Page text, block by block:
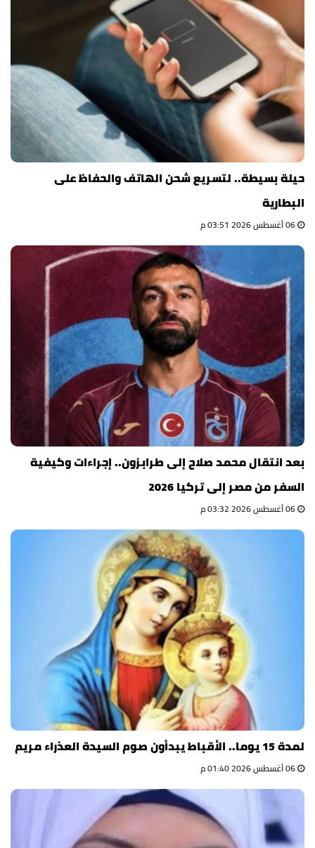
حيلة بسيطة.. لتسريع شحن الهاتف والحفاظ على
البطارية
بعد انتقال محمد صلاح إلى طرابزون.. إجراءات وكيفية
السفر من مصر إلى تركيا 2026
لمدة 15 يوما.. الأقباط يبدأون صوم السيدة العذراء مريم